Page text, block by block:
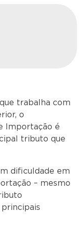
trabalha com
o
Importação é
tributo que
dificuldade em
– mesmo